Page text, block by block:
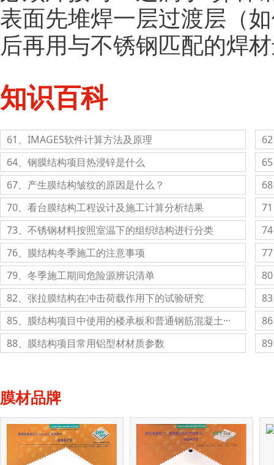
表面先堆焊一层过渡层（
后再用与不锈钢匹配的焊
知识百科
61、IMAGES软件计算方法及原理
64、​钢膜结构项目热浸锌是什么
67、产生膜结构皱纹的原因是什么？
70、看台膜结构工程设计及施工计算分析结果
73、不锈钢材料按照室温下的组织结构进行分类
76、膜结构冬季施工的注意事项
79、冬季施工期间危险源辨识清单
82、张拉膜结构在冲击荷载作用下的试验研究
85、膜结构项目中使用的楼承板和普通钢筋混凝土···
88、膜结构项目常用铝型材材质参数
膜材品牌